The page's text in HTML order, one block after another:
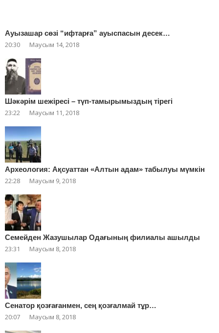
Ауызашар сөзі “ифтарға” ауыспасын десек…
20:30 Маусым 14, 2018
Шәкәрім шежіресі – түп-тамырымыздың тірегі
23:22 Маусым 11, 2018
Археология: Ақсуаттан «Алтын адам» табылуы мүмкін
22:28 Маусым 9, 2018
Cемейден Жазушылар Одағының филиалы ашылды
23:31 Маусым 8, 2018
Сенатор қозғағанмен, сең қозғалмай тұр…
20:07 Маусым 8, 2018